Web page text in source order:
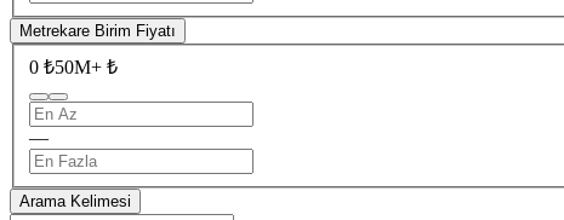
Metrekare Birim Fiyatı
0 ₺50M+ ₺
—
Arama Kelimesi